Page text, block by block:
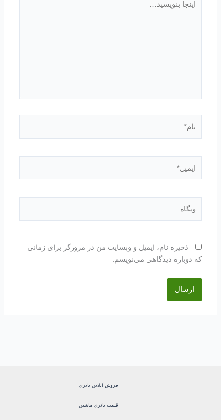
بنویسید…
ذخیره نام، ایمیل و وبسایت من در مرورگر برای زمانی
که دوباره دیدگاهی می‌نویسم.
فروش آنلاین باتری
قیمت باتری ماشین